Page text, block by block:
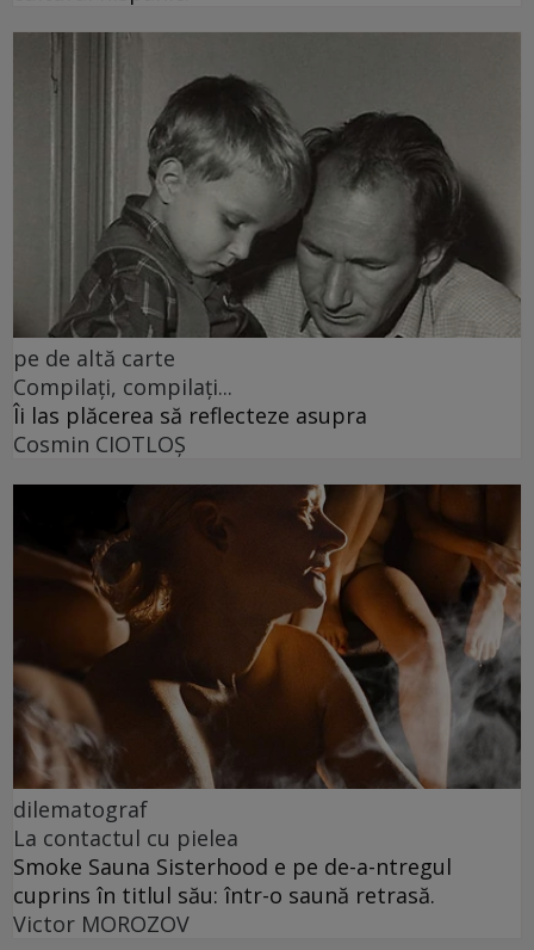
pe de altă carte
Compilați, compilați...
Îi las plăcerea să reflecteze asupra
Cosmin CIOTLOŞ
dilematograf
La contactul cu pielea
Smoke Sauna Sisterhood e pe de-a-ntregul
cuprins în titlul său: într-o saună retrasă.
Victor MOROZOV